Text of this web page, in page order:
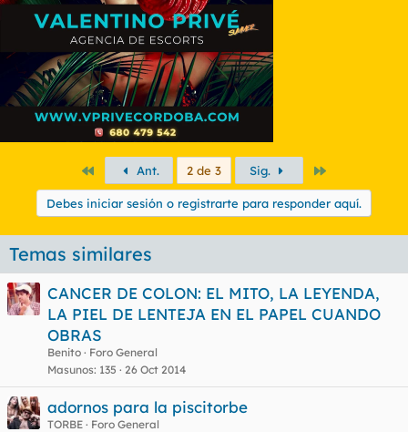
PrimeroAnt. 2 de 3 Sig.
Debes iniciar sesión o registrarte para responder aquí.
Temas similares
CANCER DE COLON: EL MITO, LA LEYENDA,
LA PIEL DE LENTEJA EN EL PAPEL CUANDO
OBRAS
Benito
Foro General
Masunos 135 26 Oct 2014
adornos para la piscitorbe
TORBE
Foro General